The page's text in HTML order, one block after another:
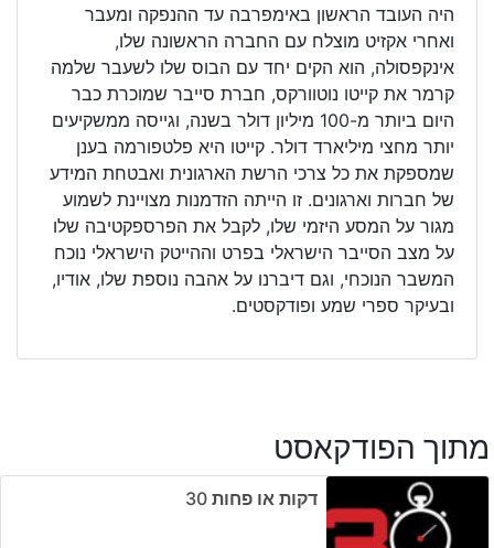
היה העובד הראשון באימפרבה עד ההנפקה ומעבר
ואחרי אקזיט מוצלח עם החברה הראשונה שלו,
אינקפסולה, הוא הקים יחד עם הבוס שלו לשעבר שלמה
קרמר את קייטו נוטוורקס, חברת סייבר שמוכרת כבר
היום ביותר מ-100 מיליון דולר בשנה, וגייסה ממשקיעים
יותר מחצי מיליארד דולר. קייטו היא פלטפורמה בענן
שמספקת את כל צרכי הרשת הארגונית ואבטחת המידע
של חברות וארגונים. זו הייתה הזדמנות מצויינת לשמוע
מגור על המסע היזמי שלו, לקבל את הפרספקטיבה שלו
על מצב הסייבר הישראלי בפרט וההייטק הישראלי נוכח
המשבר הנוכחי, וגם דיברנו על אהבה נוספת שלו, אודיו,
ובעיקר ספרי שמע ופודקסטים.
מתוך הפודקאסט
דקות או פחות ‎30